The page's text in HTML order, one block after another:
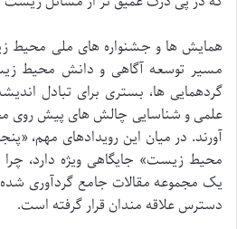
همایش ها و جشنواره های ملی محیط
مسیر توسعه آگاهی و دانش محیط
گردهمایی ها، بستری برای تبادل
علمی و شناسایی چالش های پیش روی
آورند. در میان این رویدادهای مهم،
محیط زیست» جایگاهی ویژه دارد،
یک مجموعه مقالات جامع گردآوری
دسترس علاقه مندان قرار گرفته است.